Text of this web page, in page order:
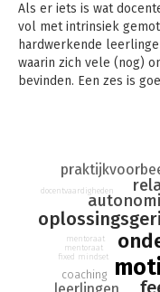
Als er iets is wat
vol met intrinsiek
hardwerkende
waarin zich vele (nog)
bevinden. Een zes is
wetenschappelijke
van dit boek
hun motivatie (terug)
zowel suggesties
goed is om te doen en
De essentie is terug te
coaching
fixed mindset
mentoraat
mentoraat
docentvaardigheden